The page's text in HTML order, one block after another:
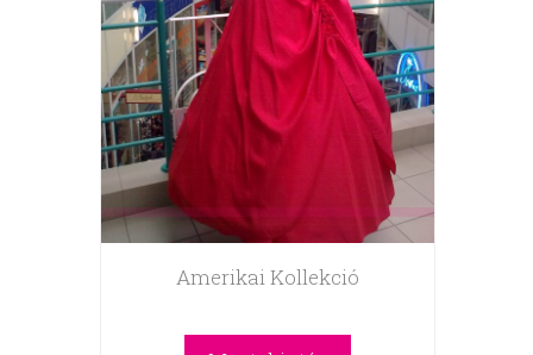
Amerikai Kollekció